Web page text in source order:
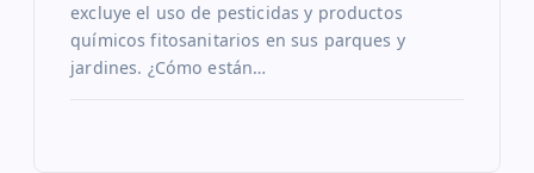
excluye el uso de pesticidas y productos
químicos fitosanitarios en sus parques y
jardines. ¿Cómo están…